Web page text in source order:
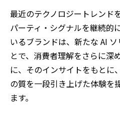
最近のテクノロジートレンド
パーティ・シグナルを継続的
いるブランドは、新たな AI
とで、消費者理解をさらに深
に、そのインサイトをもとに
の質を一段引き上げた体験を
ます。